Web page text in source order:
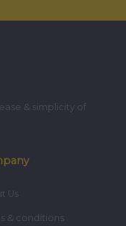
& simplicity of
Us
& conditions